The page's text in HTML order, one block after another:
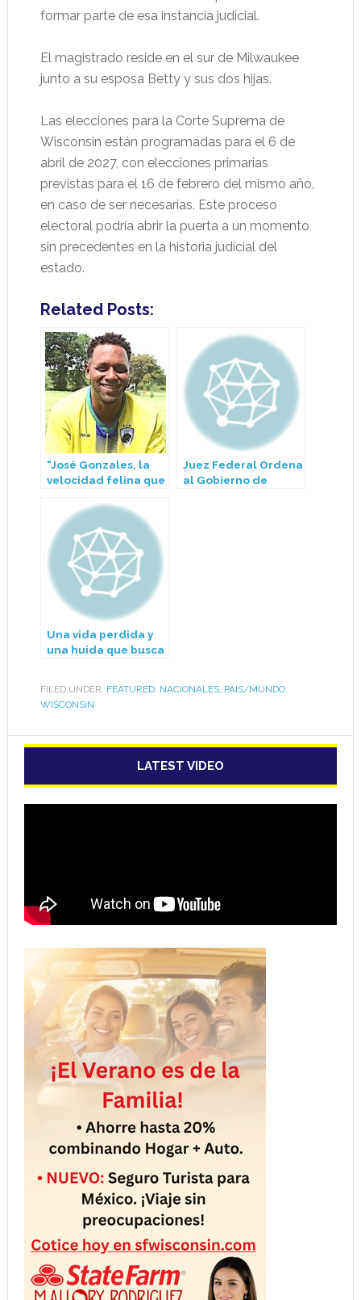
formar parte de esa instancia judicial.
El magistrado reside en el sur de Milwaukee
junto a su esposa Betty y sus dos hijas.
Las elecciones para la Corte Suprema de
Wisconsin están programadas para el 6 de
abril de 2027, con elecciones primarias
previstas para el 16 de febrero del mismo año,
en caso de ser necesarias. Este proceso
electoral podría abrir la puerta a un momento
sin precedentes en la historia judicial del
estado.
Related Posts:
“José Gonzales, la
velocidad felina que
Latina de Madison”
Juez Federal Ordena
al Gobierno de
Una vida perdida y
una huida que busca
años de prisión
FILED UNDER: FEATURED, NACIONALES, PAÍS/MUNDO,
WISCONSIN
LATEST VIDEO